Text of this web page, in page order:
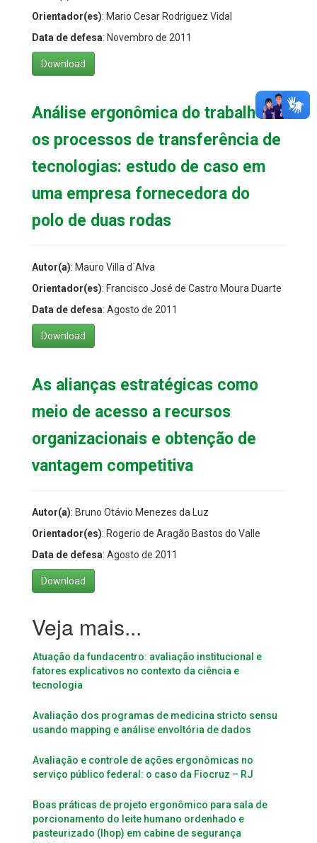
Orientador(es): Mario Cesar Rodriguez Vidal
Data de defesa: Novembro de 2011
Download
Análise ergonômica do trabalho e
os processos de transferência de
tecnologias: estudo de caso em
uma empresa fornecedora do
polo de duas rodas
Autor(a): Mauro Villa d´Alva
Orientador(es): Francisco José de Castro Moura Duarte
Data de defesa: Agosto de 2011
Download
As alianças estratégicas como
meio de acesso a recursos
organizacionais e obtenção de
vantagem competitiva
Autor(a): Bruno Otávio Menezes da Luz
Orientador(es): Rogerio de Aragão Bastos do Valle
Data de defesa: Agosto de 2011
Download
Atuação da fundacentro: avaliação institucional e
fatores explicativos no contexto da ciência e
tecnologia
Avaliação dos programas de medicina stricto sensu
usando mapping e análise envoltória de dados
Avaliação e controle de ações ergonômicas no
serviço público federal: o caso da Fiocruz – RJ
Boas práticas de projeto ergonômico para sala de
porcionamento do leite humano ordenhado e
pasteurizado (lhop) em cabine de segurança